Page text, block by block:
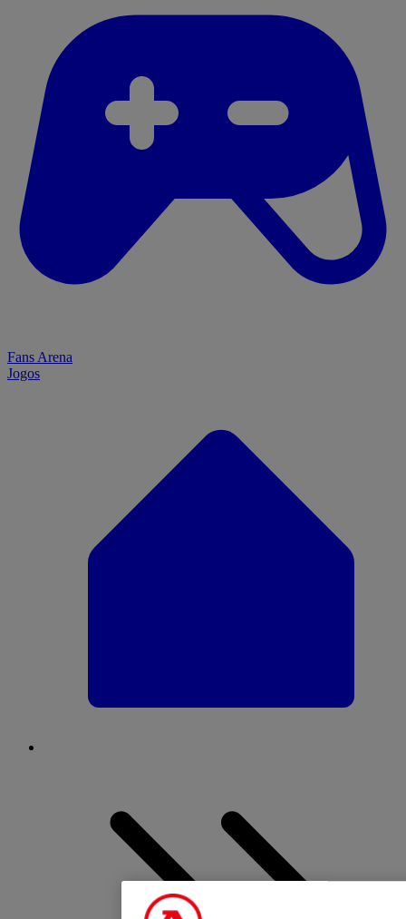
Fans Arena
Jogos